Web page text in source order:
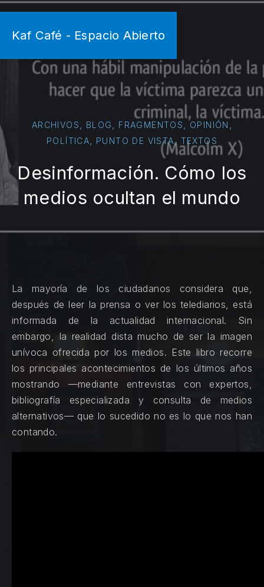
Kaf Café - Espacio Abierto
ARCHIVOS, BLOG, FRAGMENTOS, OPINIÓN ,
POLÍTICA, PUNTO DE VISTA, TEXTOS
Desinformación. Cómo los
medios ocultan el mundo
La mayoría de los ciudadanos considera que,
después de leer la prensa o ver los telediarios, está
informada de la actualidad internacional. Sin
embargo, la realidad dista mucho de ser la imagen
unívoca ofrecida por los medios. Este libro recorre
los principales acontecimientos de los últimos años
mostrando —mediante entrevistas con expertos,
bibliografía especializada y consulta de medios
alternativos— que lo sucedido no es lo que nos han
contando.